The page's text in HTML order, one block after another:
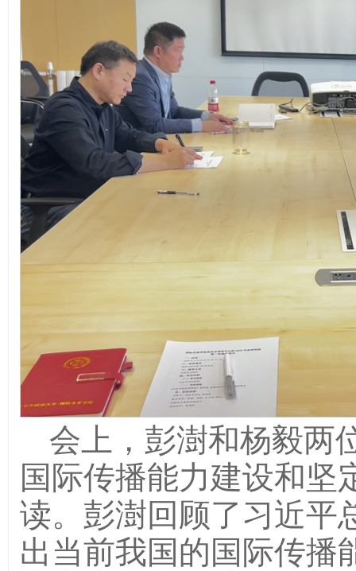
会上，彭澍和杨毅两
国际传播能力建设和坚
读。彭澍回顾了习近平
出当前我国的国际传播